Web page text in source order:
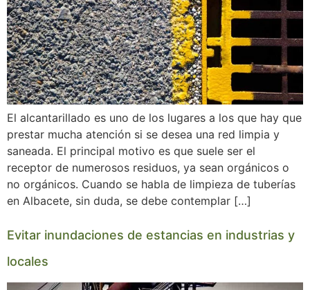
El alcantarillado es uno de los lugares a los que hay que
prestar mucha atención si se desea una red limpia y
saneada. El principal motivo es que suele ser el
receptor de numerosos residuos, ya sean orgánicos o
no orgánicos. Cuando se habla de limpieza de tuberías
en Albacete, sin duda, se debe contemplar […]
Evitar inundaciones de estancias en industrias y
locales